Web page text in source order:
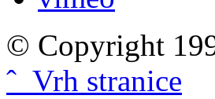
© Copyright
ˆ Vrh stranice